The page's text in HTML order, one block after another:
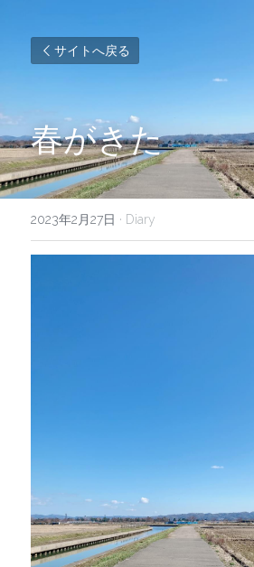
サイトへ戻る
春がきた
2023年2月27日 · Diary